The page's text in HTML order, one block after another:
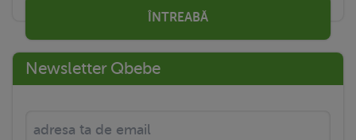
ÎNTREABĂ
Newsletter Qbebe